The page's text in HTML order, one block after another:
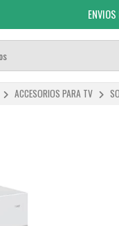
ACCESORIOS PARA TV